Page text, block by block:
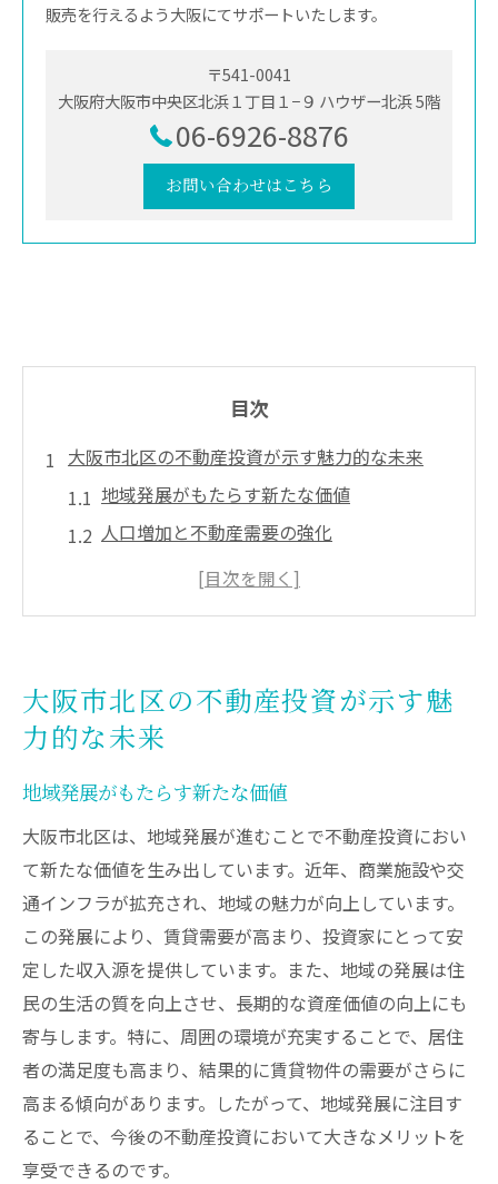
販売を行えるよう大阪にてサポートいたします。
〒541-0041
大阪府大阪市中央区北浜１丁目１−９ ハウザー北浜 5階
06-6926-8876
お問い合わせはこちら
目次
大阪市北区の不動産投資が示す魅力的な未来
地域発展がもたらす新たな価値
人口増加と不動産需要の強化
政府の都市計画が投資に与える好影響
次世代のライフスタイルに適応する物件
北区での不動産投資が生み出す安定収入の秘訣
高賃貸需要の背後にある要素
賃貸経営で成功するためのポイント
地域に根ざしたプロパティマネジメント
リスクを最小限に抑える投資手法
賃貸物件の魅力的なプロモーション戦略
不動産投資信託（REIT）を活用した収益向
上
大阪市北区での地価上昇を活かした不動産投資
戦略
市場分析による効果的な投資先選定
地価上昇を見据えたタイムリーな購入
不動産価値を高めるリノベーションの活用
大阪市北区の不動産投資が示す魅
力的な未来
地域発展がもたらす新たな価値
大阪市北区は、地域発展が進むことで不動産投資におい
て新たな価値を生み出しています。近年、商業施設や交
通インフラが拡充され、地域の魅力が向上しています。
この発展により、賃貸需要が高まり、投資家にとって安
定した収入源を提供しています。また、地域の発展は住
民の生活の質を向上させ、長期的な資産価値の向上にも
寄与します。特に、周囲の環境が充実することで、居住
者の満足度も高まり、結果的に賃貸物件の需要がさらに
高まる傾向があります。したがって、地域発展に注目す
ることで、今後の不動産投資において大きなメリットを
享受できるのです。